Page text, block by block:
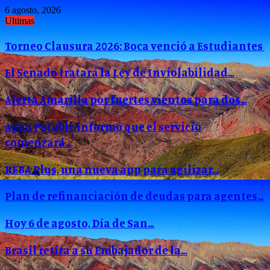
6 agosto, 2026
Ultimas
Torneo Clausura 2026: Boca venció a Estudiantes
El Senado tratará la Ley de Inviolabilidad…
Alerta Amarilla por fuertes vientos para dos…
Agua Potable informó que el servicio
comenzará…
REBA Plus, una nueva app para agilizar…
Plan de refinanciación de deudas para agentes…
Hoy 6 de agosto, Día de San…
Brasil retira a su Embajador de la…